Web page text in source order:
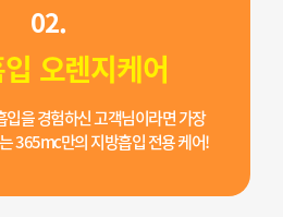
02.
오렌지케어
을 경험하신 고객님이라면 가장
365mc만의 지방흡입 전용 케어!